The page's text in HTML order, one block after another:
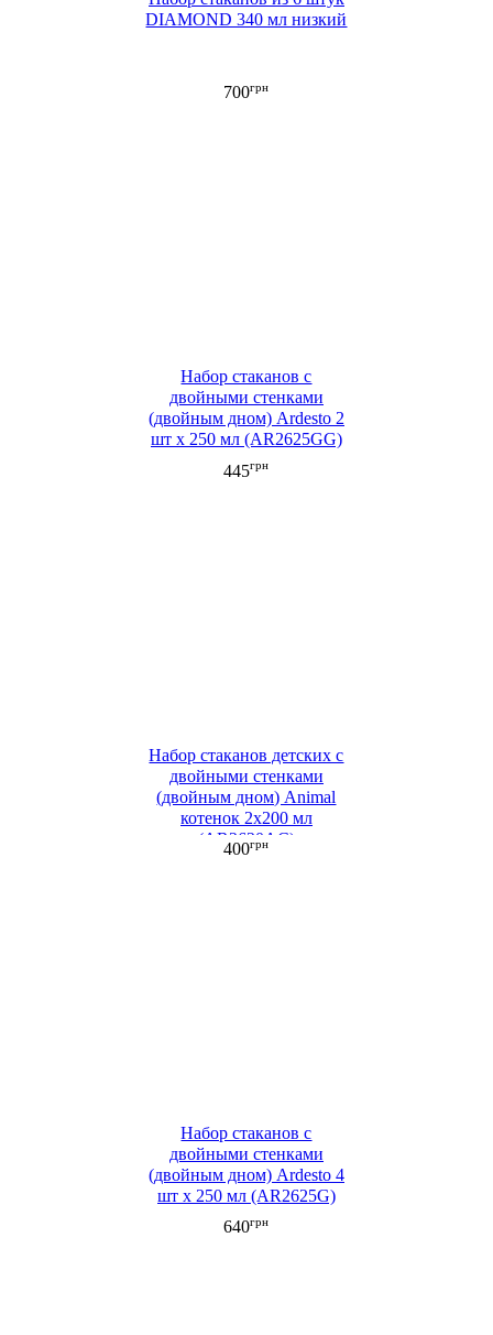
DIAMOND 340 мл низкий
700грн
Набор стаканов с
двойными стенками
(двойным дном) Ardesto 2
шт х 250 мл (AR2625GG)
445грн
Набор стаканов детских c
двойными стенками
(двойным дном) Animal
котенок 2х200 мл
(AR2620AC)
400грн
Набор стаканов c
двойными стенками
(двойным дном) Ardesto 4
шт х 250 мл (AR2625G)
640грн